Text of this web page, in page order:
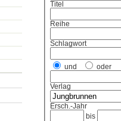
Titel
Reihe
Schlagwort
und oder
Verlag
Ersch.-Jahr
bis